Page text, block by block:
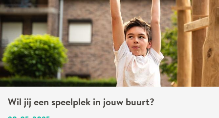
Wil jij een speelplek in jouw buurt?